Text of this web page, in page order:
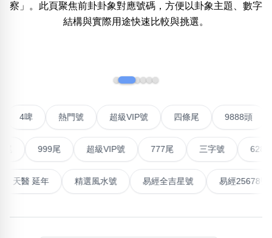
無0 無2無3無4無5 無7無8無9
清除全部分類
搜尋
察」。此頁聚焦前卦卦象對應號碼，方便以卦象主題、數字
結構與實際用途快速比較與挑選。
熱門號 超級VIP號 9888
超級VIP號 三字號 6288頭
高能量生氣 天醫 延年 精選風水號 易經全吉星號 易